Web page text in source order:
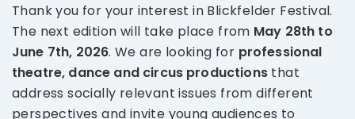
Thank you for your interest in Blickfelder Festival.
The next edition will take place from May 28th to
June 7th, 2026. We are looking for professional
theatre, dance and circus productionsthat
address socially relevant issues from different
perspectives and invite young audiences to